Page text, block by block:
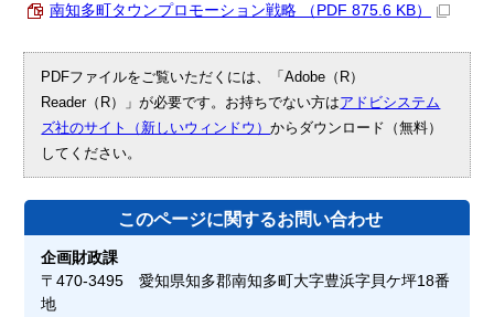
南知多町タウンプロモーション戦略 （PDF 875.6 KB）
PDFファイルをご覧いただくには、「Adobe（R）
Reader（R）」が必要です。お持ちでない方はアドビシステム
ズ社のサイト（新しいウィンドウ）からダウンロード（無料）
してください。
このページに関するお問い合わせ
企画財政課
〒470-3495 愛知県知多郡南知多町大字豊浜字貝ケ坪18番
地